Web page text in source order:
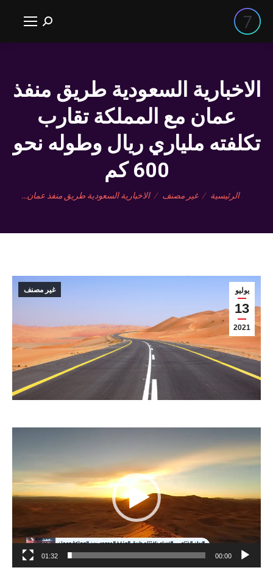
بحث:
الاخبارية السعودية طريق منفذ
عمان مع المملكة تقارب
تكلفته ملياري ريال وطوله نحو
600 كم
You are here:
الرئيسية غير مصنف الاخبارية السعودية طريق منفذ عمان…
يوليو
13
2021
غير مصنف
الفيديو
00:00
01:32